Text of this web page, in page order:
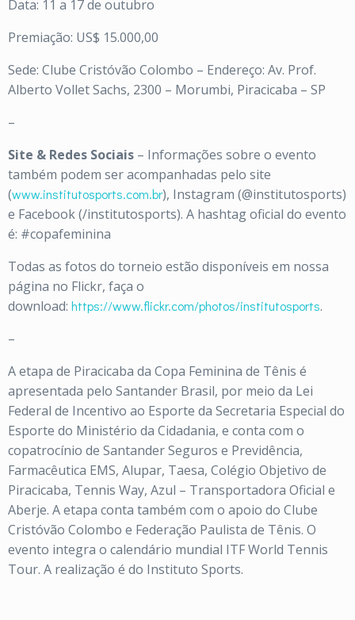
Data: 11 a 17 de outubro
Premiação: US$ 15.000,00
Sede: Clube Cristóvão Colombo – Endereço: Av. Prof.
Alberto Vollet Sachs, 2300 – Morumbi, Piracicaba – SP
–
Site & Redes Sociais – Informações sobre o evento
também podem ser acompanhadas pelo site
(www.institutosports.com.br), Instagram (@institutosports)
e Facebook (/institutosports). A hashtag oficial do evento
é: #copafeminina
Todas as fotos do torneio estão disponíveis em nossa
página no Flickr, faça o
download: https://www.flickr.com/photos/institutosports.
–
A etapa de Piracicaba da Copa Feminina de Tênis é
apresentada pelo Santander Brasil, por meio da Lei
Federal de Incentivo ao Esporte da Secretaria Especial do
Esporte do Ministério da Cidadania, e conta com o
copatrocínio de Santander Seguros e Previdência,
Farmacêutica EMS, Alupar, Taesa, Colégio Objetivo de
Piracicaba, Tennis Way, Azul – Transportadora Oficial e
Aberje. A etapa conta também com o apoio do Clube
Cristóvão Colombo e Federação Paulista de Tênis. O
evento integra o calendário mundial ITF World Tennis
Tour. A realização é do Instituto Sports.